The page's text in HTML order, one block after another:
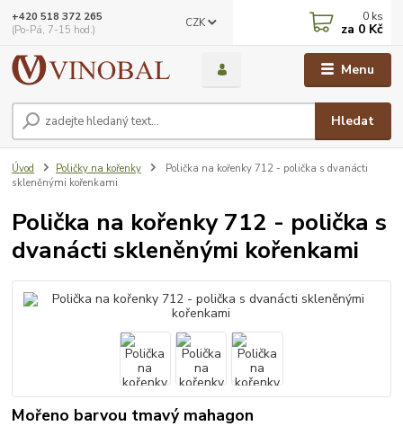
Menu
CZK
Hledat
+420 518 372 265
(Po-Pá, 7-15 hod.)
0 ks
za 0 Kč
Úvod Poličky na kořenky
Polička na kořenky 712 - polička s dvanácti
skleněnými kořenkami
Polička na kořenky 712 - polička s
dvanácti skleněnými kořenkami
Mořeno barvou tmavý mahagon